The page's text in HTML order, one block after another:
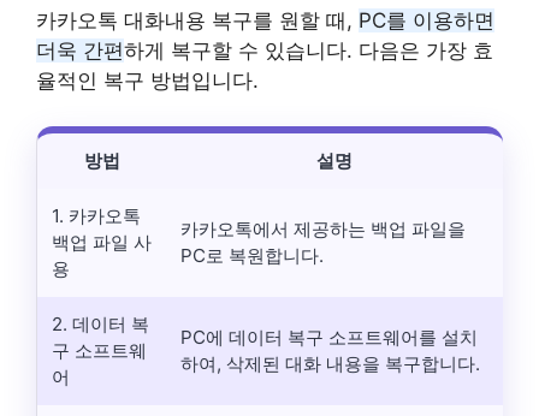
카카오톡 대화내용 복구를 원할 때, PC를 이용하면
더욱 간편하게 복구할 수 있습니다. 다음은 가장 효
율적인 복구 방법입니다.
방법 설명
1. 카카오톡
백업 파일 사
용
카카오톡에서 제공하는 백업 파일을
PC로 복원합니다.
2. 데이터 복
구 소프트웨
어
PC에 데이터 복구 소프트웨어를 설치
하여, 삭제된 대화 내용을 복구합니다.